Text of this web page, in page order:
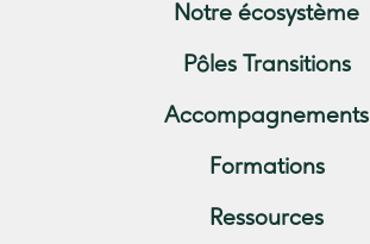
Notre écosystème
Pôles Transitions
Accompagnements
Formations
Ressources